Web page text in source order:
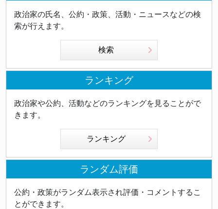
政治家の氏名、公約・政策、活動・ニュースなどの検
索が行えます。
検索
ランキング
政治家や公約、活動などのランキングを見ることがで
きます。
ランキング
ランダム評価
公約・政策がランダム表示され評価・コメントするこ
とができます。